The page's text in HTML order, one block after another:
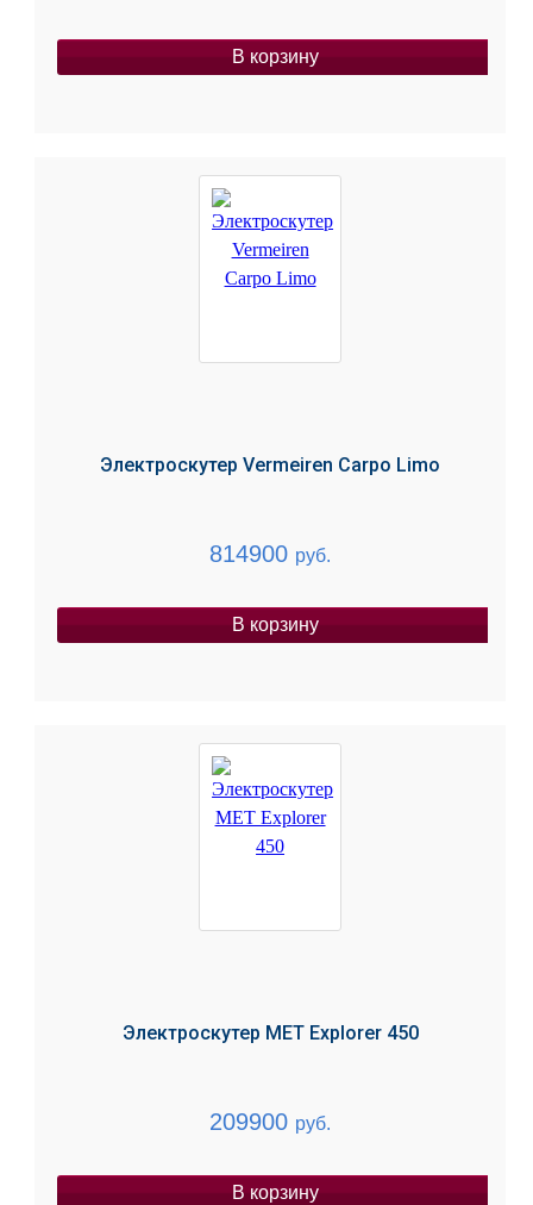
В корзину
Электроскутер Vermeiren Carpo Limo
814900 руб.
В корзину
Электроскутер MET Explorer 450
209900 руб.
В корзину